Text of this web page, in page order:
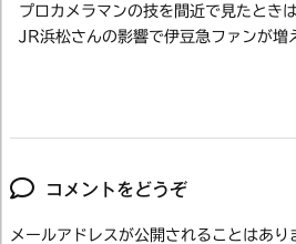
プロカメラマンの技を間近で見たとき
JR浜松さんの影響で伊豆急ファンが増
コメントをどうぞ
メールアドレスが公開されることはあり